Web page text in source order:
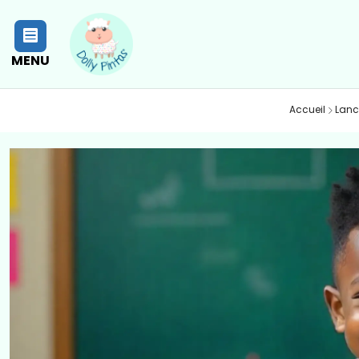
MENU
Accueil